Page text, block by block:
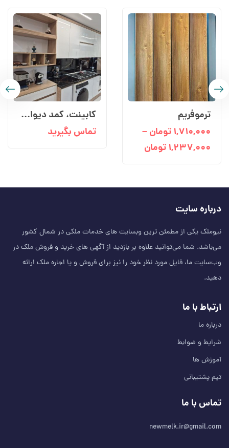
ترموفریم
۱,۷۱۰,۰۰۰ تومان–
۱,۲۳۷,۰۰۰ تومان
کابینت، کمد دیواری، طراحی داخلی
تماس بگیرید
درباره سایت
نیوملک یکی از مطمئن‌ ترین وبسایت های خدمات ملکی در شمال کشور
می‌باشد. شما می‌توانید علاوه بر بازدید از آگهی های خرید و فروش ملک در
وب‌سایت ما، فایل مورد نظر خود را نیز برای فروش و یا اجاره ملک ارائه
دهید.
ارتباط با ما
درباره ما
شرایط و ضوابط
آموزش ها
تیم پشتیبانی
تماس با ما
newmelk.ir@gmail.com